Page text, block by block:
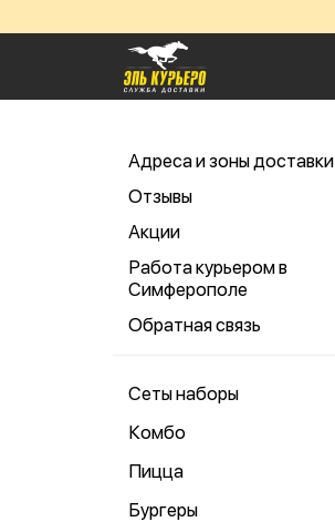
Адреса и зоны доставки
Отзывы
Акции
Работа курьером в
Симферополе
Обратная связь
Сеты наборы
Комбо
Пицца
Бургеры